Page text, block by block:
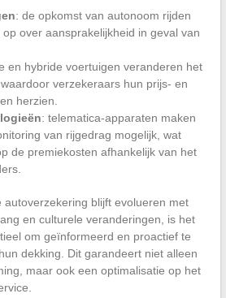
: de opkomst van autonoom rijden
over aansprakelijkheid in geval van
en hybride voertuigen veranderen het
verzekeraars hun prijs- en
herzien.
: telematica-apparaten maken
van rijgedrag mogelijk, wat
de premiekosten afhankelijk van het
autoverzekering blijft evolueren met
en culturele veranderingen, is het
om geïnformeerd en proactief te
dekking. Dit garandeert niet alleen
maar ook een optimalisatie op het